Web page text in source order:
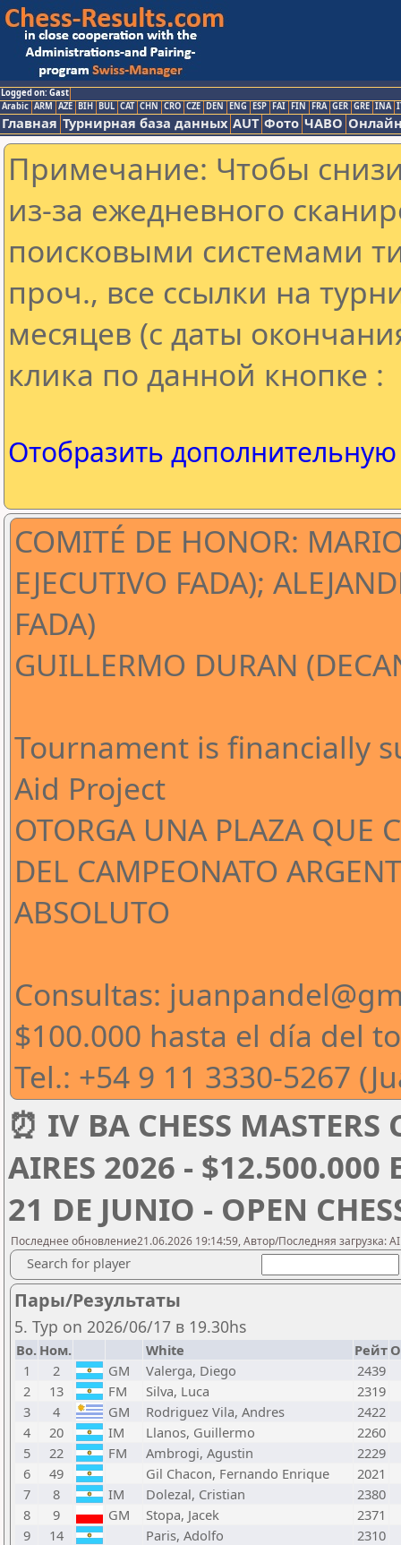
Logged on: Gast
Arabic ARM AZE BIH BUL CAT CHN CRO CZE DEN ENG ESP FAI FIN FRA GER GRE INA
Главная Турнирная база данных AUT Фото ЧАВО
Примечание: Чтобы
из-за ежедневного
поисковыми системами
проч., все ссылки на
месяцев (с даты
клика по данной кнопке :
Отобразить
COMITÉ DE HONOR:
EJECUTIVO FADA);
FADA)
GUILLERMO DURAN
Tournament is financially
Aid Project
OTORGA UNA PLAZA QUE
DEL CAMPEONATO
ABSOLUTO
Consultas:
$100.000 hasta el día del
Tel.: +54 9 11 3330-5267
⏰ IV BA CHESS
AIRES 2026 - $12.500.000
21 DE JUNIO - OPEN
Последнее обновление21.06.2026 19:14:59, Автор/Последняя загрузка:
Search for player
Пары/Результаты
5. Тур on 2026/06/17 в 19.30hs
Bo. Ном. White Рейт
1
2 GM Valerga, Diego
2439
2
13 FM Silva, Luca
2319
3
4 GM Rodriguez Vila, Andres
2422
4
20 IM Llanos, Guillermo
2260
5
22 FM Ambrogi, Agustin
2229
6
49 Gil Chacon, Fernando Enrique
2021
7
8 IM Dolezal, Cristian
2380
8
9 GM Stopa, Jacek
2371
9
14 Paris, Adolfo
2310